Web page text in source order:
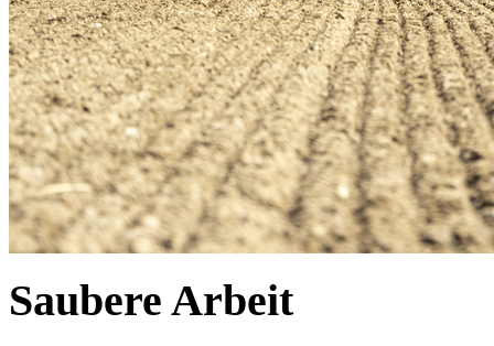
Saubere Arbeit